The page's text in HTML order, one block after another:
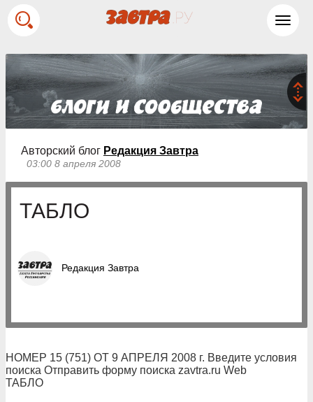
Авторский блог Редакция Завтра
03:00 8 апреля 2008
ТАБЛО
Редакция Завтра
НОМЕР 15 (751) ОТ 9 АПРЕЛЯ 2008 г. Введите условия
поиска Отправить форму поиска zavtra.ru Web
ТАБЛО